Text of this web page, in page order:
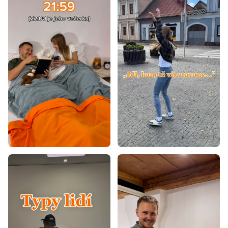
Koberce 60x120
Koberce 80x150
Koberce 80x200
Koberce 80x300
Koberce 90x200
Koberce 100x200
Koberce 120x160
Koberce 120x170
Koberce 120x180
Koberce 120x200
Koberce 140x190
Koberce 140x200
Koberce 160x200
Koberce 160x230
Koberce 170x240